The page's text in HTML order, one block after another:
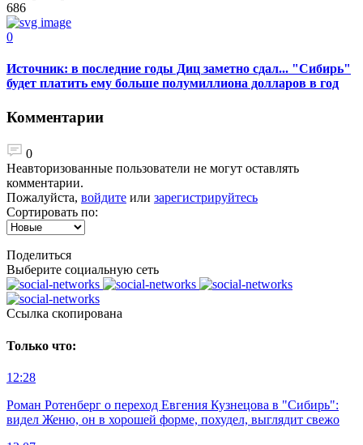
686
0
Источник: в последние годы Диц заметно сдал... "Сибирь"
будет платить ему больше полумиллиона долларов в год
Комментарии
0
Неавторизованные пользователи не могут оставлять
комментарии.
Пожалуйста, войдите или зарегистрируйтесь
Сортировать по:
Поделиться
Выберите социальную сеть
Ccылка скопирована
Только что:
12:28
Роман Ротенберг о переход Евгения Кузнецова в "Сибирь":
видел Женю, он в хорошей форме, похудел, выглядит свежо